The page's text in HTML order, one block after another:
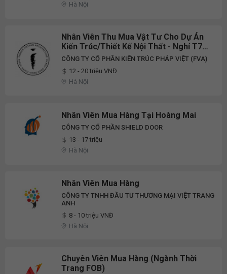
Hà Nội
Nhân Viên Thu Mua Vật Tư Cho Dự Án
Kiến Trúc/Thiết Kế Nội Thất - Nghỉ T7
CN - Lương Upto 20 Triệu
CÔNG TY CỔ PHẦN KIẾN TRÚC PHÁP VIỆT (FVA)
12 - 20 triệu VNĐ
Hà Nội
Nhân Viên Mua Hàng Tại Hoàng Mai
CÔNG TY CỔ PHẦN SHIELD DOOR
13 - 17 triệu
Hà Nội
Nhân Viên Mua Hàng
CÔNG TY TNHH ĐẦU TƯ THƯƠNG MẠI VIỆT TRANG
ANH
8 - 10 triệu VNĐ
Hà Nội
Chuyên Viên Mua Hàng (Ngành Thời
Trang FOB)